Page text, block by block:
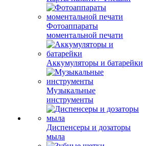
Фотоаппараты
моментальной печати
Аккумуляторы и батарейки
Музыкальные
инструменты
Диспенсеры и дозаторы
мыла